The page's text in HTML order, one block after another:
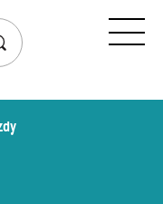
połączeń